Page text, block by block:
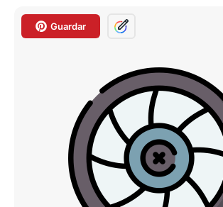
Guardar